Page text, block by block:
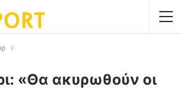
«Θα ακυρωθούν οι